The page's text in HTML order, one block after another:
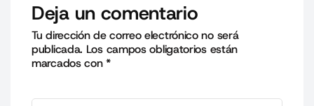
Deja un comentario
Tu dirección de correo electrónico no será
publicada. Los campos obligatorios están
marcados con*